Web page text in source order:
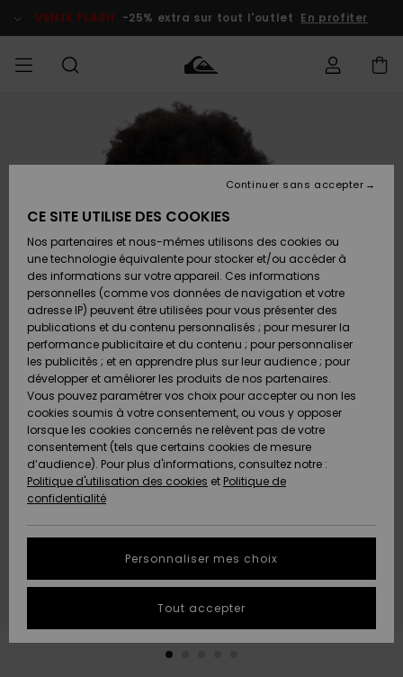
l'information
le
VENTE FLASH -25% extra sur tout l'outlet En profiter
Accessoires
Chaussures
& Tongs
Surf
Snow
Nouveautés
A
Découvrir
Accessoires
Chaussures
& Tongs
Surf
Snow
Nouveautés
A
Découvrir
FEMME
Nouveautés
A
Découvrir
Snow
SURF
Enfant
Highlights
Communauté
SNOW
Snow
Shop
Enfant
Snow
Shop
Femme
A
Découvrir
Communauté
VENTE
FLASH
Enfant
Outlet
Femme
Préférences
Langue Et
Région
français
Nederlands
AIDE &
CONTACT
Accéder à
Retours
Paiement
Carte
Cadeau
Quiksilver
Freedom
Protection
des données
Démarrez
pour obtenir
COLLECTION
CE SITE UTILISE DES COOKIES
Nos partenaires et nous-mêmes utilisons des cookies ou
une technologie équivalente pour stocker et/ou accéder à
des informations sur votre appareil. Ces informations
personnelles (comme vos données de navigation et votre
adresse IP) peuvent être utilisées pour vous présenter des
publications et du contenu personnalisés ; pour mesurer la
performance publicitaire et du contenu ; pour personnaliser
les publicités ; et en apprendre plus sur leur audience ; pour
développer et améliorer les produits de nos partenaires.
Vous pouvez paramétrer vos choix pour accepter ou non les
cookies soumis à votre consentement, ou vous y opposer
lorsque les cookies concernés ne relèvent pas de votre
consentement (tels que certains cookies de mesure
d’audience). Pour plus d'informations, consultez notre :
Politique d'utilisation des cookies et Politique de
confidentialité
Personnaliser mes choix
Continuer sans accepter
Tout accepter